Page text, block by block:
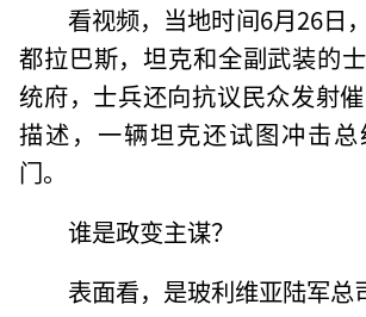
看视频，当地时间6月26日
都拉巴斯，坦克和全副武装的
统府，士兵还向抗议民众发射
描述，一辆坦克还试图冲击
门。
谁是政变主谋？
表面看，是玻利维亚陆军总